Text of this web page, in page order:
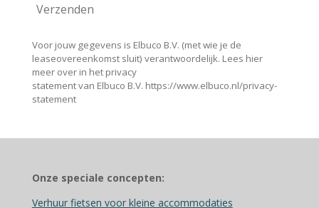
Verzenden
Voor jouw gegevens is Elbuco B.V. (met wie je de
leaseovereenkomst sluit) verantwoordelijk. Lees hier
meer over in het privacy
statement van Elbuco B.V. https://www.elbuco.nl/privacy-
statement
Onze speciale concepten:
Verhuur fietsen voor kleine accommodaties